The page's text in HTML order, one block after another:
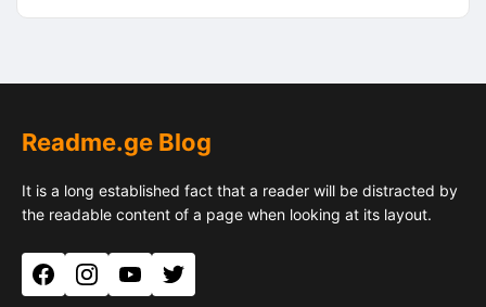
Readme.ge Blog
It is a long established fact that a reader will be distracted by
the readable content of a page when looking at its layout.
FacebookInstagramYouTubeTwitter